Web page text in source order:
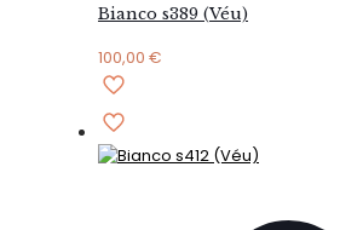
Bianco s389 (Véu)
100,00 €